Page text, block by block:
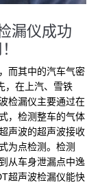
漏仪成功
而其中的汽车气密
，在上汽、雪铁
检漏仪主要通过在
，检测整车的气体
声波的超声波接收
为点检测。检测
从车身泄漏点中逸
超声波检漏仪能快